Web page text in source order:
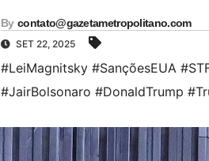
By contato@gazetametropolitano.com
SET 22, 2025
#LeiMagnitsky #SançõesEUA
#JairBolsonaro #DonaldTrump